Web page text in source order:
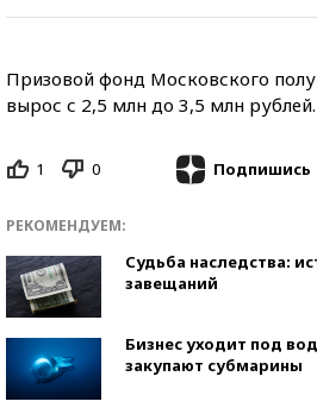
Призовой фонд Московского
вырос с 2,5 млн до 3,5 млн рублей.
1 0 Подпишись
РЕКОМЕНДУЕМ:
Судьба наследства:
завещаний
Бизнес уходит под
закупают субмарины